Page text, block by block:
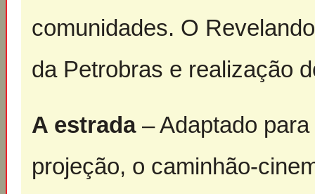
comunidades. O
da Petrobras e realização
A estrada– Adaptado
projeção, o caminhão-